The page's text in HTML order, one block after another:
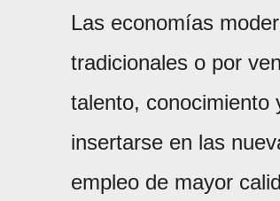
Las economías
tradicionales o por
talento, conocimiento
insertarse en las
empleo de mayor